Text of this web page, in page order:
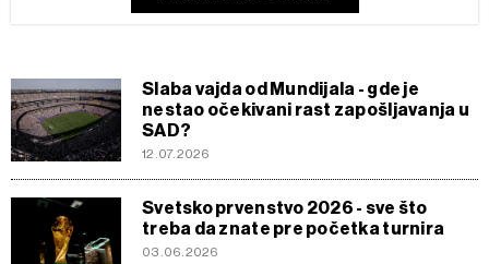
Slaba vajda od Mundijala - gde je
nestao očekivani rast zapošljavanja u
SAD?
12.07.2026
Svetsko prvenstvo 2026 - sve što
treba da znate pre početka turnira
03.06.2026